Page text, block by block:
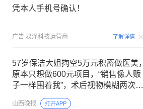
凭本人手机号确认！
广告 易泽科技运营商 了解详情
57岁保洁大姐掏空5万元积蓄做医美，
原本只想做600元项目，“销售像人贩
子一样围着我”，术后视物模糊两次去
医院就诊；涉事机构拒回应
山西晚报 打开APP